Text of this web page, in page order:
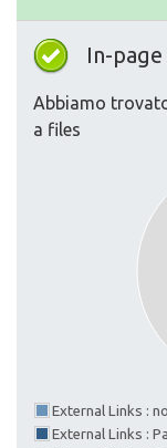
In-
Abbiamo
a files
External Links :
External Links :